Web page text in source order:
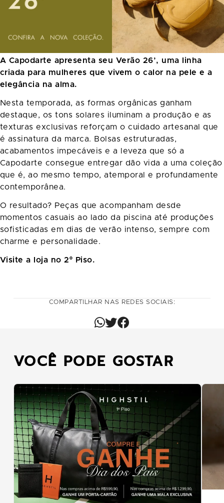
A Capodarte apresenta seu Verão 26’, uma linha
criada para mulheres que vivem o calor na pele e a
elegância na alma.
Nesta temporada, as formas orgânicas ganham
destaque, os tons solares iluminam a produção e as
texturas exclusivas reforçam o cuidado artesanal que
é assinatura da marca. Bolsas estruturadas,
acabamentos impecáveis e a leveza que só a
Capodarte consegue entregar dão vida a uma coleção
que é, ao mesmo tempo, atemporal e profundamente
contemporânea.
O resultado? Peças que acompanham desde
momentos casuais ao lado da piscina até produções
sofisticadas em dias de verão intenso, sempre com
charme e personalidade.
Visite a loja no 2º Piso.
COMPARTILHAR NAS REDES SOCIAIS:
VOCÊ PODE GOSTAR